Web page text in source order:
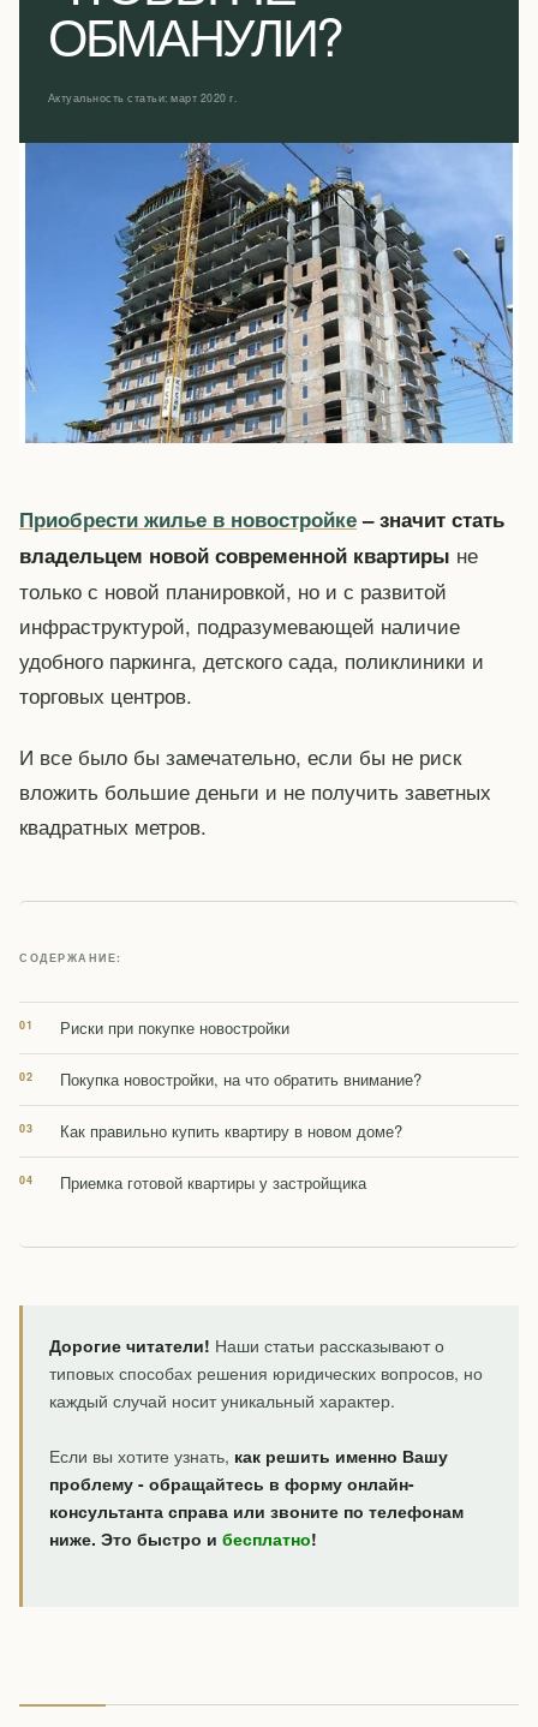
ОБМАНУЛИ?
Актуальность статьи: март 2020 г.
Приобрести жилье в новостройке– значит стать
владельцем новой современной квартиры не
только с новой планировкой, но и с развитой
инфраструктурой, подразумевающей наличие
удобного паркинга, детского сада, поликлиники и
торговых центров.
И все было бы замечательно, если бы не риск
вложить большие деньги и не получить заветных
квадратных метров.
СОДЕРЖАНИЕ:
Риски при покупке новостройки
Покупка новостройки, на что обратить внимание?
Как правильно купить квартиру в новом доме?
Приемка готовой квартиры у застройщика
Дорогие читатели! Наши статьи рассказывают о
типовых способах решения юридических вопросов, но
каждый случай носит уникальный характер.
Если вы хотите узнать, как решить именно Вашу
проблему - обращайтесь в форму онлайн-
консультанта справа или звоните по телефонам
ниже. Это быстро и бесплатно!